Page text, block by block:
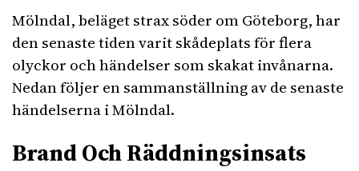
Mölndal, beläget strax söder om Göteborg, har
den senaste tiden varit skådeplats för flera
olyckor och händelser som skakat invånarna.
Nedan följer en sammanställning av de senaste
händelserna i Mölndal.
Brand Och Räddningsinsats